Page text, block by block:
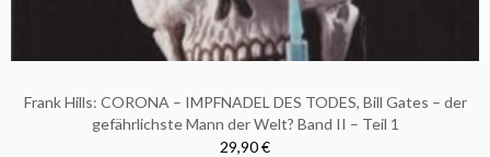
Frank Hills: CORONA – IMPFNADEL DES TODES, Bill Gates – der
gefährlichste Mann der Welt? Band II – Teil 1
29,90 €